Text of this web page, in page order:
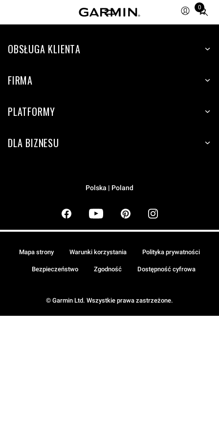
0
Total
items
cart:
OBSŁUGA KLIENTA
FIRMA
PLATFORMY
DLA BIZNESU
Polska | Poland
© Garmin Ltd. Wszystkie prawa zastrzeżone.
Mapa strony Warunki korzystania Polityka prywatności
Bezpieczeństwo Zgodność Dostępność cyfrowa